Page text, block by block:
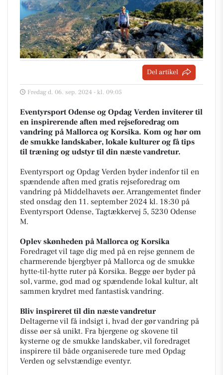
Del artikel
Fredag d. 06. sep. 2024 - kl. 09:05
Eventyrsport Odense og Opdag Verden inviterer til
en inspirerende aften med rejseforedrag om
vandring på Mallorca og Korsika. Kom og hør om
de smukke landskaber, lokale kulturer og få tips
til træning og udstyr til din næste vandretur.
Eventyrsport og Opdag Verden byder indenfor til en
spændende aften med gratis rejseforedrag om
vandring på Middelhavets øer. Arrangementet finder
sted onsdag den 11. september 2024 kl. 18:30 på
Eventyrsport Odense, Tagtækkervej 5, 5230 Odense
M.
Oplev skønheden på Mallorca og Korsika
Foredraget vil tage dig med på en rejse gennem de
charmerende bjergbyer på Mallorca og de smukke
hytte-til-hytte ruter på Korsika. Begge øer byder på
sol, varme, god mad og spændende lokal kultur, alt
sammen krydret med fantastisk vandring.
Bliv inspireret til din næste vandretur
Deltagerne vil få indsigt i, hvad der gør vandring på
disse øer så unikt. Fra bjergene og skovene til
kysterne og de smukke landskaber, vil foredraget
inspirere til både organiserede ture med Opdag
Verden og selvstændige eventyr.